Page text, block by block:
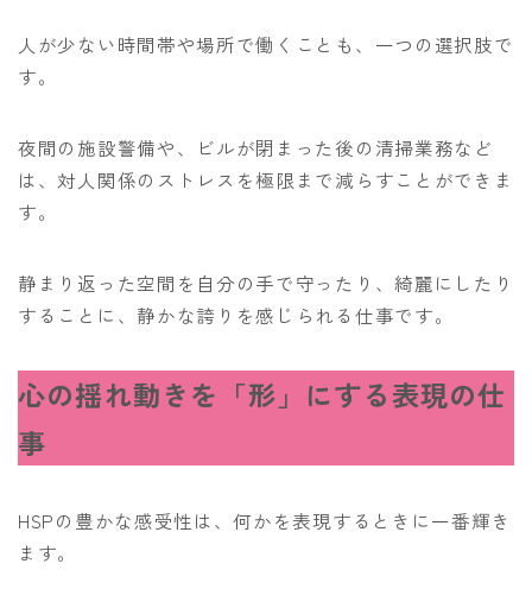
人が少ない時間帯や場所で働くことも、一つの選択肢で
す。
夜間の施設警備や、ビルが閉まった後の清掃業務など
は、対人関係のストレスを極限まで減らすことができま
す。
静まり返った空間を自分の手で守ったり、綺麗にしたり
することに、静かな誇りを感じられる仕事です。
心の揺れ動きを「形」にする表現の仕
事
HSPの豊かな感受性は、何かを表現するときに一番輝き
ます。